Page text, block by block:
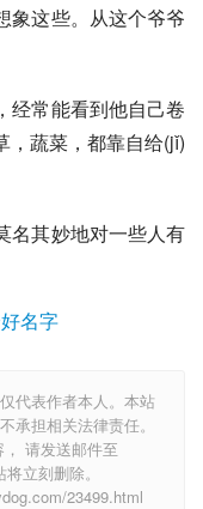
象这些。从这个爷爷
经常能看到他自己卷
，蔬菜，都靠自给(jǐ)
名其妙地对一些人有
名字
代表作者本人。本站
承担相关法律责任。
请发送邮件至
立刻删除。
23499.html